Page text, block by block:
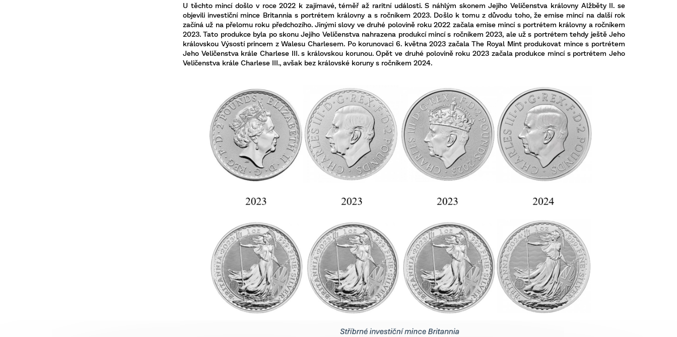
U těchto mincí došlo v roce 2022 k zajímavé, téměř až raritní události. S náhlým skonem Jejího Veličenstva královny Alžběty II. se
objevili investiční mince Britannia s portrétem královny a s ročníkem 2023. Došlo k tomu z důvodu toho, že emise mincí na další rok
začíná už na přelomu roku předchozího. Jinými slovy ve druhé polovině roku 2022 začala emise mincí s portrétem královny a ročníkem
2023. Tato produkce byla po skonu Jejího Veličenstva nahrazena produkcí mincí s ročníkem 2023, ale už s portrétem tehdy ještě Jeho
královskou Výsostí princem z Walesu Charlesem. Po korunovaci 6. května 2023 začala The Royal Mint produkovat mince s portrétem
Jeho Veličenstva krále Charlese III. s královskou korunou. Opět ve druhé polovině roku 2023 začala produkce mincí s portrétem Jeho
Veličenstva krále Charlese III., avšak bez královské koruny s ročníkem 2024.